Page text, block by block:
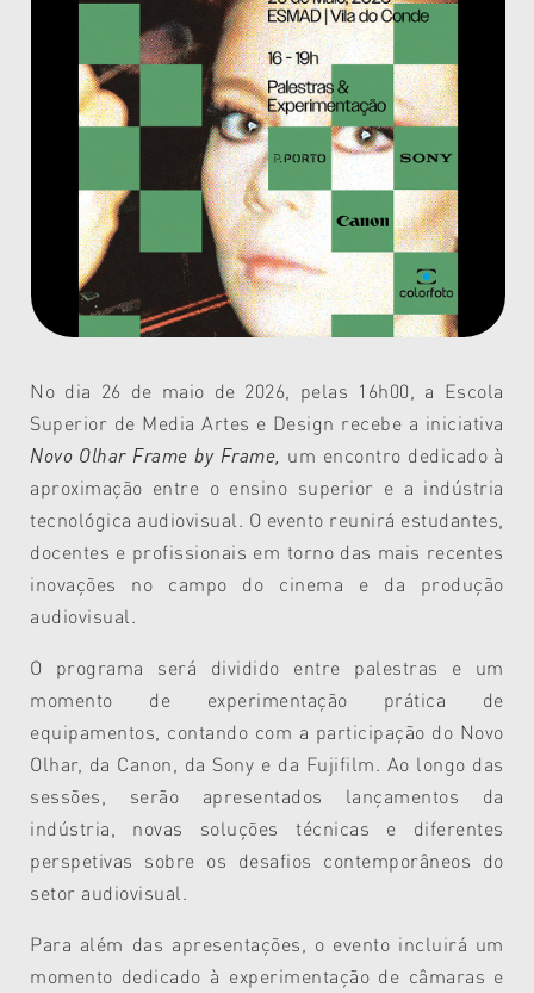
No dia 26 de maio de 2026, pelas 16h00, a Escola
Superior de Media Artes e Design recebe a iniciativa
Novo Olhar Frame by Frame, um encontro dedicado à
aproximação entre o ensino superior e a indústria
tecnológica audiovisual. O evento reunirá estudantes,
docentes e profissionais em torno das mais recentes
inovações no campo do cinema e da produção
audiovisual.
O programa será dividido entre palestras e um
momento de experimentação prática de
equipamentos, contando com a participação do Novo
Olhar, da Canon, da Sony e da Fujifilm. Ao longo das
sessões, serão apresentados lançamentos da
indústria, novas soluções técnicas e diferentes
perspetivas sobre os desafios contemporâneos do
setor audiovisual.
Para além das apresentações, o evento incluirá um
momento dedicado à experimentação de câmaras e